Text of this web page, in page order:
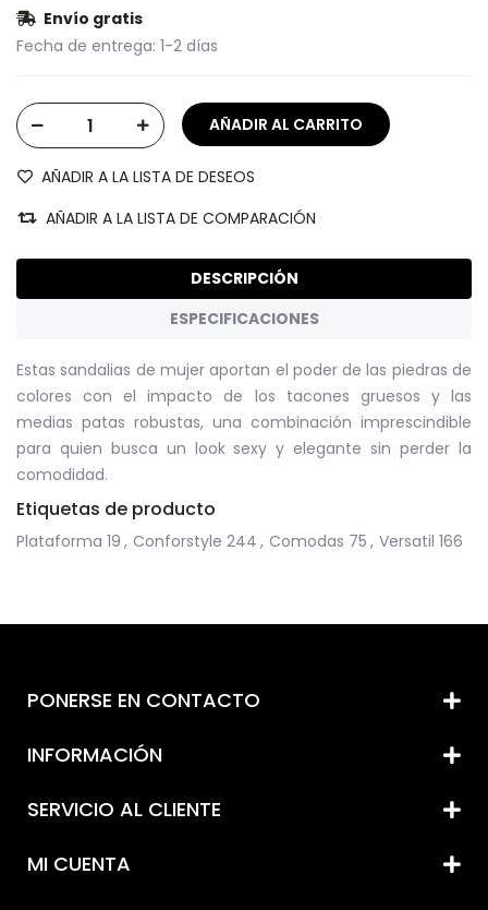
Envío gratis
Fecha de entrega: 1-2 días
AÑADIR A LA LISTA DE DESEOS
AÑADIR A LA LISTA DE COMPARACIÓN
DESCRIPCIÓN
ESPECIFICACIONES
Estas sandalias de mujer aportan el poder de las piedras de
colores con el impacto de los tacones gruesos y las
medias patas robustas, una combinación imprescindible
para quien busca un look sexy y elegante sin perder la
comodidad.
Etiquetas de producto
Plataforma 19 , Conforstyle 244 , Comodas 75 , Versatil 166
PONERSE EN CONTACTO
INFORMACIÓN
SERVICIO AL CLIENTE
MI CUENTA